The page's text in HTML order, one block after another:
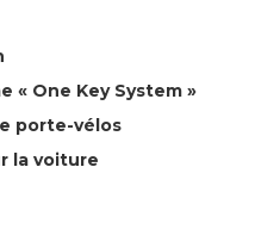
« One Key System »
porte-vélos
la voiture